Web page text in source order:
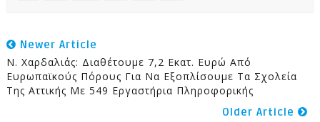
Newer Article
Ν. Χαρδαλιάς: Διαθέτουμε 7,2 Εκατ. Ευρώ Από
Ευρωπαϊκούς Πόρους Για Να Εξοπλίσουμε Τα Σχολεία
Της Αττικής Με 549 Εργαστήρια Πληροφορικής
Older Article